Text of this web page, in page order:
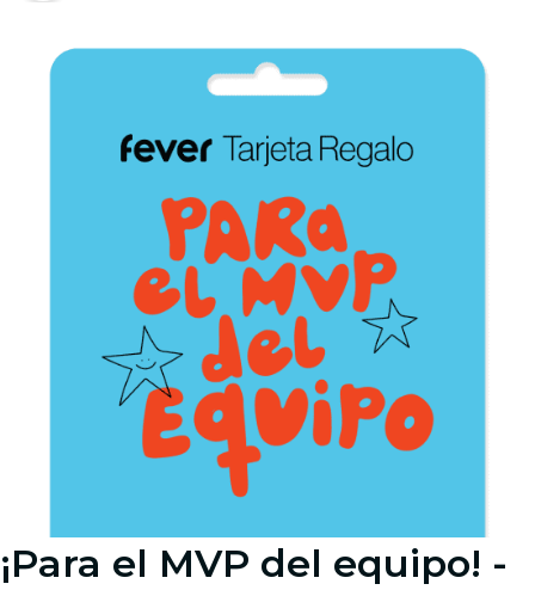
¡Para el MVP del equipo! -